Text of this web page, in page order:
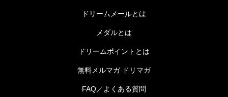
ドリームメールとは
メダルとは
ドリームポイントとは
無料メルマガ ドリマガ
FAQ／よくある質問